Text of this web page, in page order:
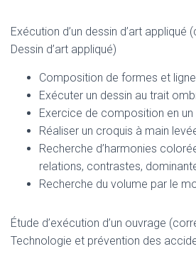
Exécution d’un dessin d’art appliqué
Dessin d’art appliqué)
Composition de formes et
Exécuter un dessin au trait
Exercice de composition en
Réaliser un croquis à main
Recherche d’harmonies
relations, contrastes,
Recherche du volume par le
Étude d’exécution d’un ouvrage
Technologie et prévention des